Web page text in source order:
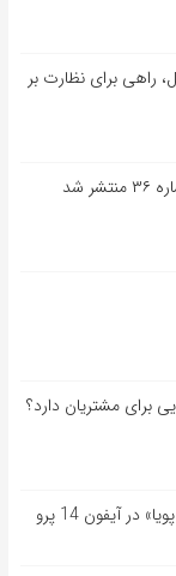
راهی برای نظارت بر
برای مشتریان دارد؟
اپل ظاهرا در لحظه آخر تصمیم به استفاده از «جزیره پویا» در آیفون 14 پرو